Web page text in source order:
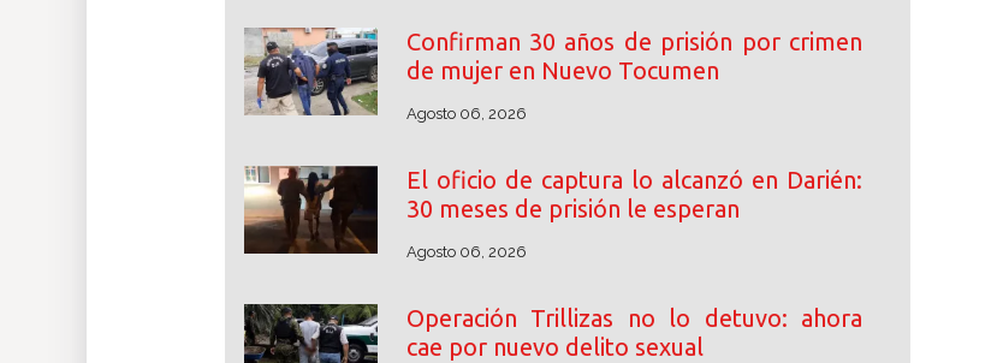
Confirman 30 años de prisión por crimen
de mujer en Nuevo Tocumen
Agosto 06, 2026
El oficio de captura lo alcanzó en Darién:
30 meses de prisión le esperan
Agosto 06, 2026
Operación Trillizas no lo detuvo: ahora
cae por nuevo delito sexual